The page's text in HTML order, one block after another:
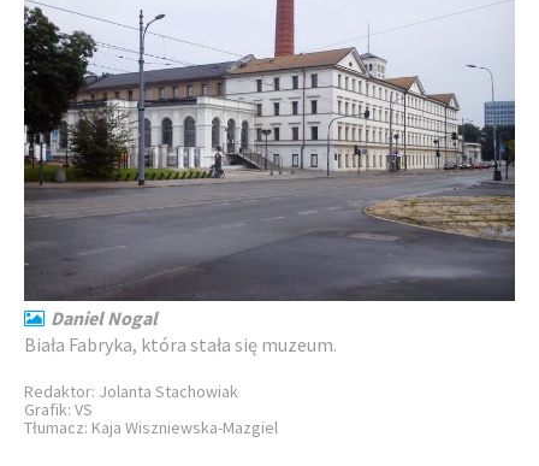
Daniel Nogal
Biała Fabryka, która stała się muzeum.
Redaktor: Jolanta Stachowiak
Grafik: VS
Tłumacz: Kaja Wiszniewska-Mazgiel